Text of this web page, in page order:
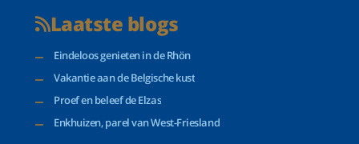
Laatste blogs
Eindeloos genieten in de Rhön
Vakantie aan de Belgische kust
Proef en beleef de Elzas
Enkhuizen, parel van West-Friesland